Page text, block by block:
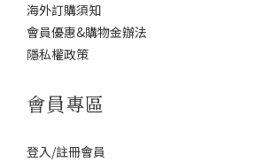
海外訂購須知
會員優惠&購物金辦法
隱私權政策
會員專區
登入/註冊會員